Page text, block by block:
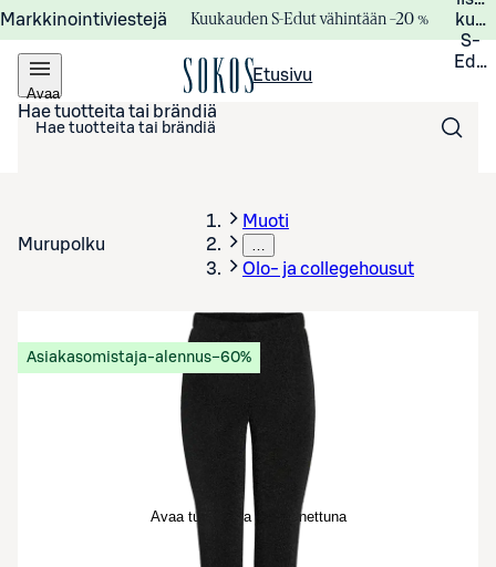
Markkinointiviestejä Kuukauden S-Edut vähintään –20 %
S-
Avaa
valikko
Etusivu
Hae tuotteita tai brändiä
Murupolku
Muoti
…
Olo- ja collegehousut
Avaa tuotekuva suurennettuna
Asiakasomistaja-alennus−60%